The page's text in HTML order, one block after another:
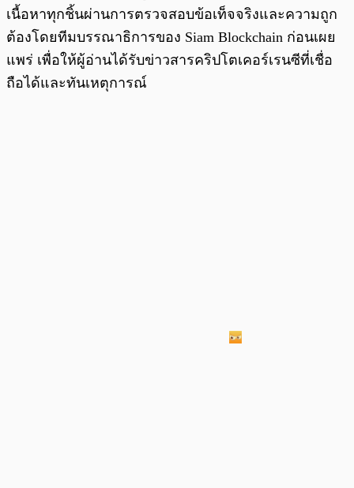
เนื้อหาทุกชิ้นผ่านการตรวจสอบข้อเท็จจริงและความถูก
ต้องโดยทีมบรรณาธิการของ Siam Blockchain ก่อนเผย
แพร่ เพื่อให้ผู้อ่านได้รับข่าวสารคริปโตเคอร์เรนซีที่เชื่อ
ถือได้และทันเหตุการณ์